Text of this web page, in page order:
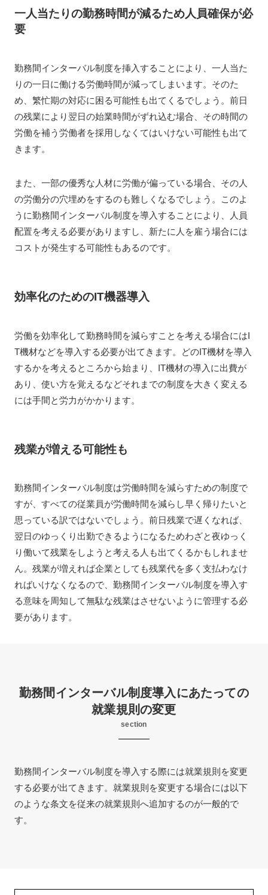
一人当たりの勤務時間が減るため人員確保が必
要
勤務間インターバル制度を挿入することにより、一人当た
りの一日に働ける労働時間が減ってしまいます。そのた
め、繁忙期の対応に困る可能性も出てくるでしょう。前日
の残業により翌日の始業時間がずれ込む場合、その時間の
労働を補う労働者を採用しなくてはいけない可能性も出て
きます。
また、一部の優秀な人材に労働が偏っている場合、その人
の労働分の穴埋めをするのも難しくなるでしょう。このよ
うに勤務間インターバル制度を導入することにより、人員
配置を考える必要がありますし、新たに人を雇う場合には
コストが発生する可能性もあるのです。
効率化のためのIT機器導入
労働を効率化して勤務時間を減らすことを考える場合にはI
T機材などを導入する必要が出てきます。どのIT機材を導入
するかを考えるところから始まり、IT機材の導入に出費が
あり、使い方を覚えるなどそれまでの制度を大きく変える
には手間と労力がかかります。
残業が増える可能性も
勤務間インターバル制度は労働時間を減らすための制度で
すが、すべての従業員が労働時間を減らし早く帰りたいと
思っている訳ではないでしょう。前日残業で遅くなれば、
翌日のゆっくり出勤できるようになるためわざと夜ゆっく
り働いて残業をしようと考える人も出てくるかもしれませ
ん。残業が増えれば企業としても残業代を多く支払わなけ
ればいけなくなるので、勤務間インターバル制度を導入す
る意味を周知して無駄な残業はさせないように管理する必
要があります。
勤務間インターバル制度導入にあたっての
就業規則の変更
section
勤務間インターバル制度を導入する際には就業規則を変更
する必要が出てきます。就業規則を変更する場合には以下
のような条文を従来の就業規則へ追加するのが一般的で
す。